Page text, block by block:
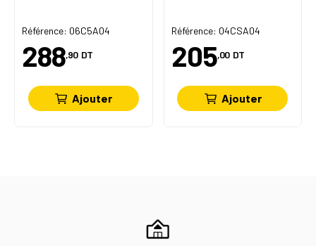
Référence: 06C5A04
288,90 DT
Ajouter
Référence: 04CSA04
205,00 DT
Ajouter